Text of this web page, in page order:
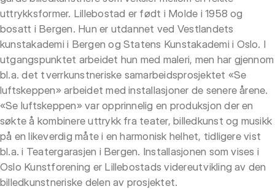
uttrykksformer. Lillebostad er født i Molde i 1958 og
bosatt i Bergen. Hun er utdannet ved Vestlandets
kunstakademi i Bergen og Statens Kunstakademi i Oslo. I
utgangspunktet arbeidet hun med maleri, men har gjennom
bl.a. det tverrkunstneriske samarbeidsprosjektet «Se
luftskeppen» arbeidet med installasjoner de senere årene.
«Se luftskeppen» var opprinnelig en produksjon der en
søkte å kombinere uttrykk fra teater, billedkunst og musikk
på en likeverdig måte i en harmonisk helhet, tidligere vist
bl.a. i Teatergarasjen i Bergen. Installasjonen som vises i
Oslo Kunstforening er Lillebostads videreutvikling av den
billedkunstneriske delen av prosjektet.